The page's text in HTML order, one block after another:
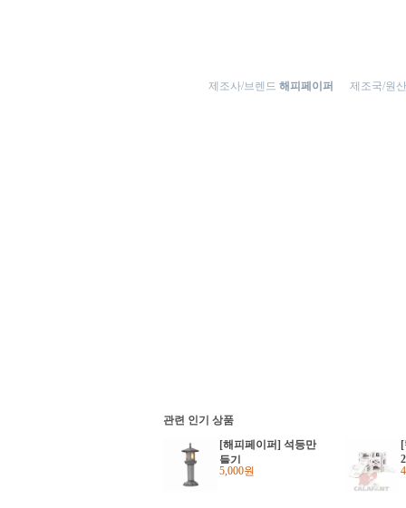
제조사/브렌드 해피페이퍼 제조국/원
관련 인기 상품
[해피페이퍼] 석등만
들기
5,000원